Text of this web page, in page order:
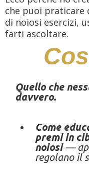
che puoi praticare
di noiosi esercizi,
farti ascoltare.
Quello che
davvero.
Come
premi in
noiosi—
regolano il